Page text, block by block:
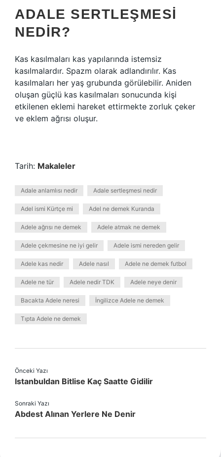
ADALE SERTLEŞMESI
NEDIR?
Kas kasılmaları kas yapılarında istemsiz
kasılmalardır. Spazm olarak adlandırılır. Kas
kasılmaları her yaş grubunda görülebilir. Aniden
oluşan güçlü kas kasılmaları sonucunda kişi
etkilenen eklemi hareket ettirmekte zorluk çeker
ve eklem ağrısı oluşur.
Tarih: Makaleler
Adale anlamlısı nedir Adale sertleşmesi nedir
Adel ismi Kürtçe mi Adel ne demek Kuranda
Adele ağrısı ne demek Adele atmak ne demek
Adele çekmesine ne iyi gelir Adele ismi nereden gelir
Adele kas nedir Adele nasıl Adele ne demek futbol
Adele ne tür Adele nedir TDK Adele neye denir
Bacakta Adele neresi İngilizce Adele ne demek
Tıpta Adele ne demek
Önceki Yazı
Istanbuldan Bitlise Kaç Saatte Gidilir
Sonraki Yazı
Abdest Alınan Yerlere Ne Denir